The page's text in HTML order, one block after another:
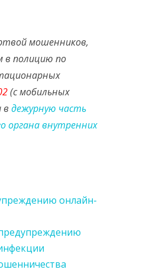
мошенников,
в полицию по
(с мобильных
в дежурную часть
органа внутренних
онлайн-